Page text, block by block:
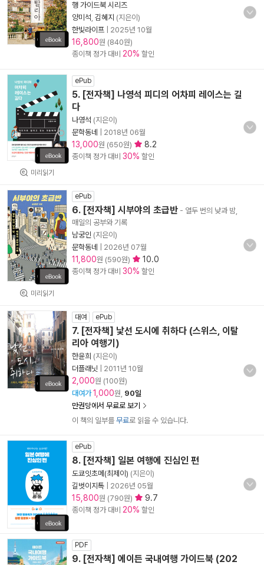
행 가이드북 시리즈
양미석 김혜지 (지은이)
한빛라이프
2025년 10월
16,800원 (840원)
종이책 정가 대비 20% 할인
미리읽기
ePub
5. [전자책] 나영석 피디의 어차피 레이스는 길
다
나영석 (지은이)
문학동네
2018년 06월
13,000원 (650원) 8.2
종이책 정가 대비 30% 할인
미리읽기
ePub
6. [전자책] 시부야의 초급반 - 열두 번의 낮과 밤,
매일의 공부와 기록
남궁인 (지은이)
문학동네
2026년 07월
11,800원 (590원) 10.0
종이책 정가 대비 30% 할인
대여 ePub
7. [전자책] 낯선 도시에 취하다 (스위스, 이탈
리아 여행기)
한윤희 (지은이)
더플래닛
2011년 10월
2,000원 (100원)
대여가 1,000원, 90일
만권당에서 무료로 보기
이 책의 일부를 무료로 읽을 수 있습니다.
ePub
8. [전자책] 일본 여행에 진심인 편
도쿄잇초메(최제이) (지은이)
길벗이지톡
2026년 05월
15,800원 (790원) 9.7
종이책 정가 대비 20% 할인
PDF
9. [전자책] 에이든 국내여행 가이드북 (202